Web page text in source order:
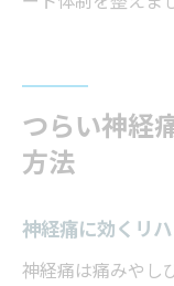
つらい神経
方法
神経痛に効くリ
神経痛は痛みやし